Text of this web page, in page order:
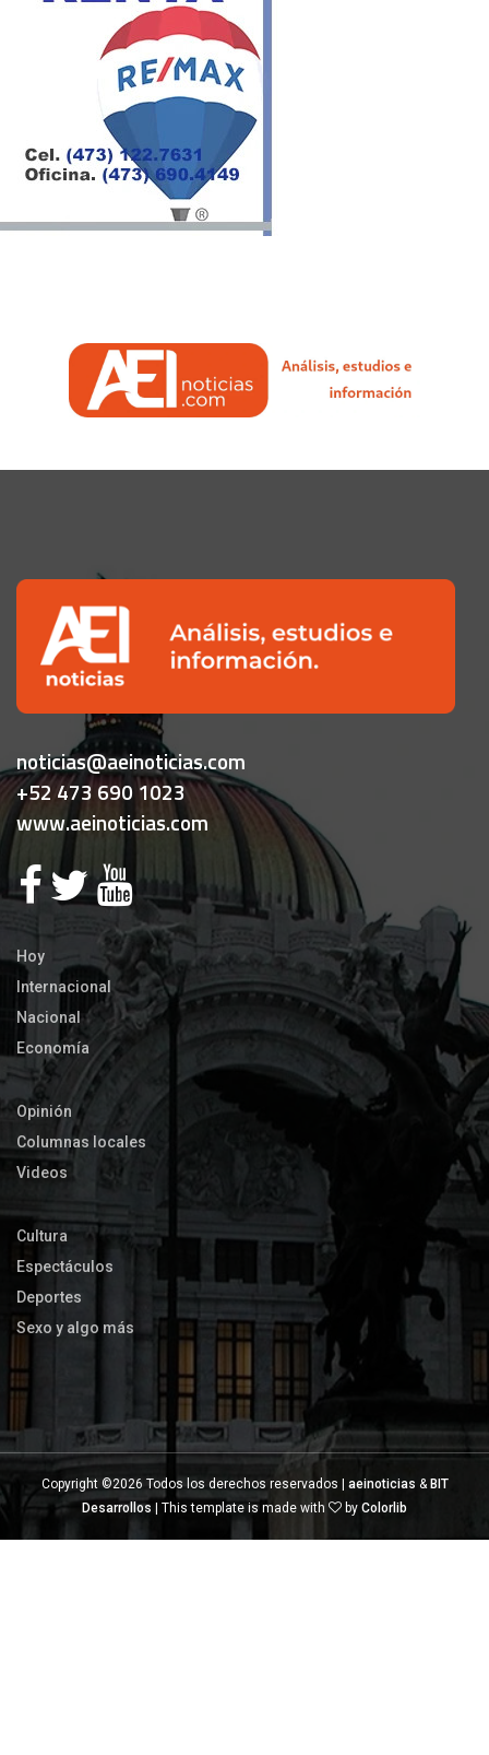
noticias@aeinoticias.com
+52 473 690 1023
www.aeinoticias.com
Hoy
Internacional
Nacional
Economía
Opinión
Columnas locales
Videos
Cultura
Espectáculos
Deportes
Sexo y algo más
Copyright ©2026 Todos los derechos reservados | aeinoticias & BIT
Desarrollos | This template is made with by Colorlib